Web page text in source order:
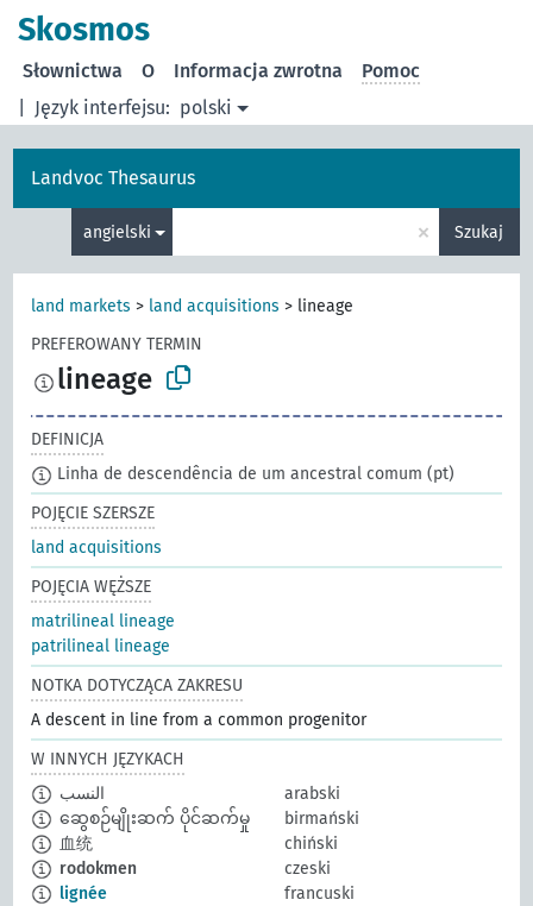
Skosmos
Język interfejsu: polski
Słownictwa O Informacja zwrotna Pomoc
Landvoc Thesaurus
angielski × Szukaj
land markets > land acquisitions > lineage
PREFEROWANY TERMIN
lineage
DEFINICJA
Linha de descendência de um ancestral comum (pt)
POJĘCIE SZERSZE
land acquisitions
POJĘCIA WĘŻSZE
matrilineal lineage
patrilineal lineage
NOTKA DOTYCZĄCA ZAKRESU
A descent in line from a common progenitor
W INNYCH JĘZYKACH
النسب
arabski
ဆွေစဉ်မျိုးဆက် ပိုင်ဆက်မှု
birmański
血统
chiński
rodokmen
czeski
lignée
francuski